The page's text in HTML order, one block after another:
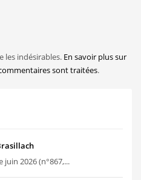
les indésirables. En savoir plus sur
sont traitées.
2026 (n°867,...